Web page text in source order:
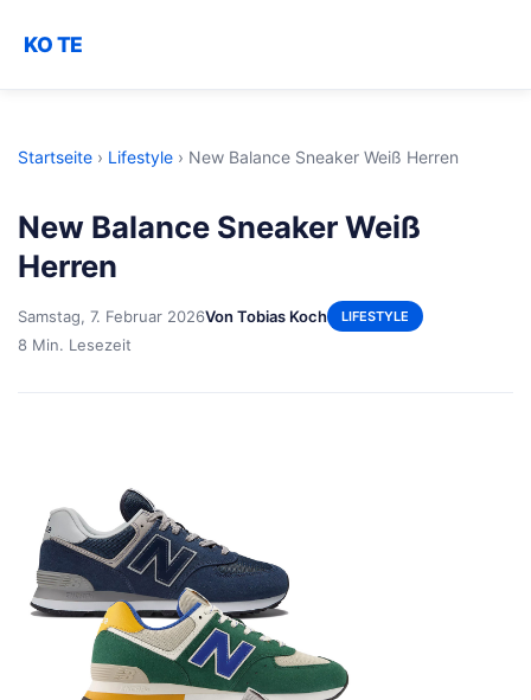
KO TE
Startseite › Lifestyle › New Balance Sneaker Weiß Herren
New Balance Sneaker Weiß
Herren
Samstag, 7. Februar 2026Von Tobias Koch LIFESTYLE
8 Min. Lesezeit